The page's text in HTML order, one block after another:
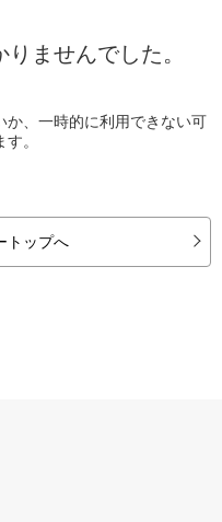
ませんでした。
か、一時的に利用できない可
。
トップへ